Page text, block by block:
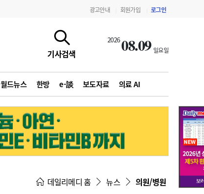
광고안내 회원가입 로그인
기사검색
202608.09 일요일
월드뉴스 한방 e-談 보도자료 의료 AI
지침·기준·평가 약제급여 심사 결과
데일리메디 홈 뉴스 의원/병원